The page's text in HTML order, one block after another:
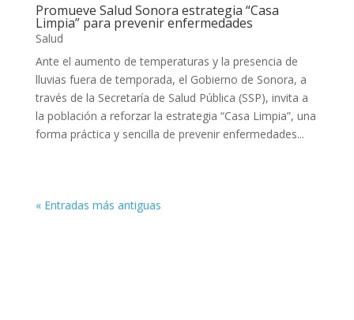
Promueve Salud Sonora estrategia “Casa
Limpia” para prevenir enfermedades
Salud
Ante el aumento de temperaturas y la presencia de
lluvias fuera de temporada, el Gobierno de Sonora, a
través de la Secretaría de Salud Pública (SSP), invita a
la población a reforzar la estrategia “Casa Limpia”, una
forma práctica y sencilla de prevenir enfermedades...
« Entradas más antiguas